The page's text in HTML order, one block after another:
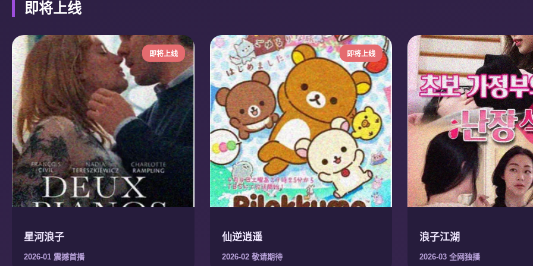
即将上线
即将上线
星河浪子
2026-01 震撼首播
即将上线
仙逆逍遥
2026-02 敬请期待
浪子江湖
2026-03 全网独播